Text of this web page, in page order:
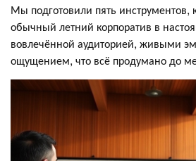
Мы подготовили пять инструментов,
обычный летний корпоратив в
вовлечённой аудиторией, живыми
ощущением, что всё продумано до